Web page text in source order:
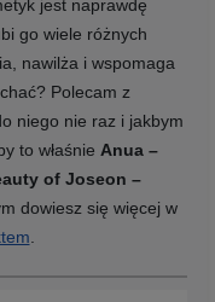
jest naprawdę
go wiele różnych
nawilża i wspomaga
Polecam z
niego nie raz i jakbym
to właśnie Anua –
of Joseon –
dowiesz się więcej w
.